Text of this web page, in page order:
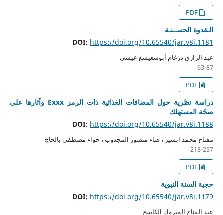
PDF
الـقدوة الحســنـة
DOI: https://doi.org/10.65540/jar.v8i.1181
عبد الرازق درغام أبوشعيشع عيسى
63-87
PDF
دراسة نظرية حول المضافات الغذائية ذات الرمز Exxx وآثارها على
صحّة المستهلك
DOI: https://doi.org/10.65540/jar.v8i.1188
مفتاح محمد ابشير ، هناء منصور المجدوب ، حواء مصطفى بالحاج
218-257
PDF
حجية السنة النبوية
DOI: https://doi.org/10.65540/jar.v8i.1179
عبد الفتاح المبروك الكاسح